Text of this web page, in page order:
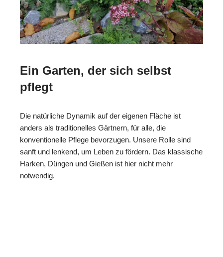
Ein Garten, der sich selbst
pflegt
Die natürliche Dynamik auf der eigenen Fläche ist
anders als traditionelles Gärtnern, für alle, die
konventionelle Pflege bevorzugen. Unsere Rolle sind
sanft und lenkend, um Leben zu fördern. Das klassische
Harken, Düngen und Gießen ist hier nicht mehr
notwendig.